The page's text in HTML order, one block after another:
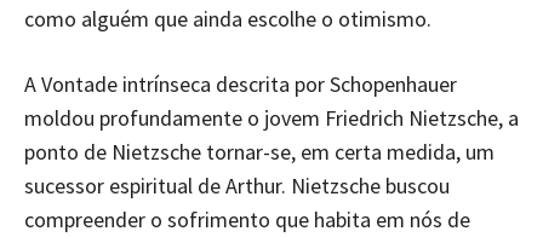
como alguém que ainda escolhe o otimismo.
A Vontade intrínseca descrita por Schopenhauer
moldou profundamente o jovem Friedrich Nietzsche, a
ponto de Nietzsche tornar-se, em certa medida, um
sucessor espiritual de Arthur. Nietzsche buscou
compreender o sofrimento que habita em nós de